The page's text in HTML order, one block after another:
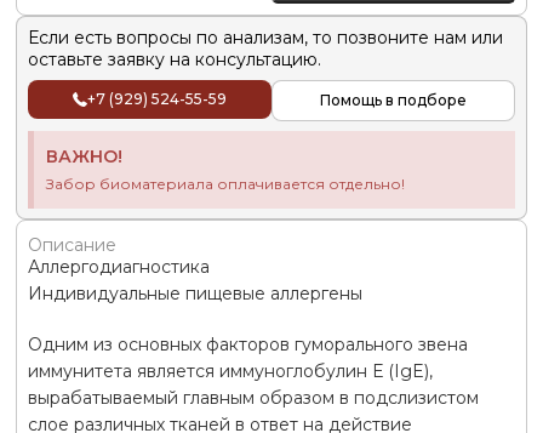
Если есть вопросы по анализам, то позвоните нам или
оставьте заявку на консультацию.
+7 (929) 524-55-59 Помощь в подборе
ВАЖНО!
Забор биоматериала оплачивается отдельно!
Описание
Аллергодиагностика
Индивидуальные пищевые аллергены
Одним из основных факторов гуморального звена
иммунитета является иммуноглобулин Е (IgE),
вырабатываемый главным образом в подслизистом
слое различных тканей в ответ на действие